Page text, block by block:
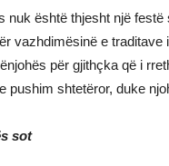
nuk është thjesht një
vazhdimësinë e
për gjithçka që i
pushim shtetëror, duke
sot